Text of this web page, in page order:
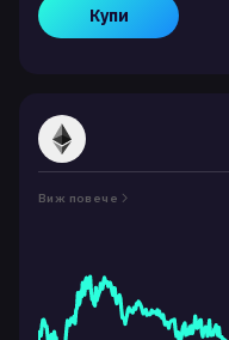
Купи
Виж повече